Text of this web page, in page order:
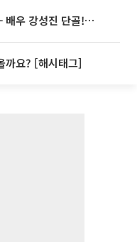
'2TV 생생정보' 오늘방송맛집- 배우 강성진 단골! 쌀국수ㆍ푸팟퐁 커리 맛집 '블○○○'
까요? [해시태그]